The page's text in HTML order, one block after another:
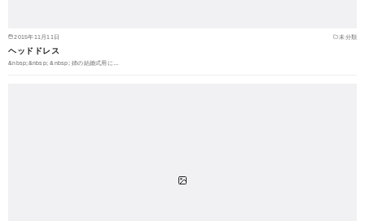
2015年11月11日 未分類
ヘッドドレス
&nbsp;&nbsp; &nbsp; 姉の結婚式用に…